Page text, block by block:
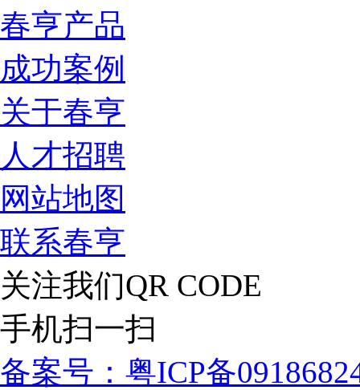
春亨产品
成功案例
关于春亨
人才招聘
网站地图
联系春亨
关注我们QR CODE
手机扫一扫
备案号：粤ICP备